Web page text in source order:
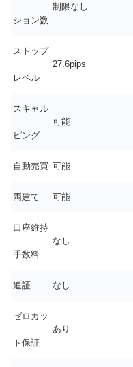
ション数
制限なし
ストップ
レベル
27.6pips
スキャル
ピング
可能
自動売買 可能
両建て 可能
口座維持
手数料
なし
追証 なし
ゼロカッ
ト保証
あり